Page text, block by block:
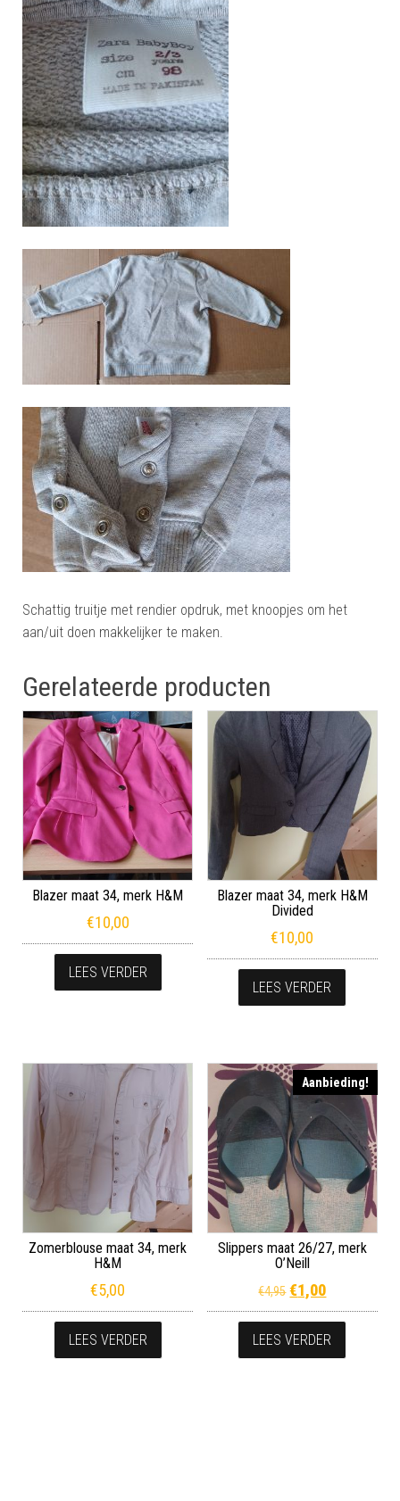
Schattig truitje met rendier opdruk, met knoopjes om het
aan/uit doen makkelijker te maken.
Gerelateerde producten
Blazer maat 34, merk H&M
€10,00
LEES VERDER
Blazer maat 34, merk H&M
Divided
€10,00
LEES VERDER
Zomerblouse maat 34, merk
H&M
€5,00
LEES VERDER
Aanbieding!
Slippers maat 26/27, merk
O’Neill
€4,95 Oorspronkelijke
€1,00Huidige
LEES VERDER